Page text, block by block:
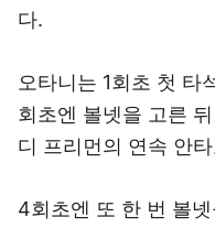
다.
오타니는 1회초 첫 타
회초엔 볼넷을 고른
디 프리먼의 연속 안
4회초엔 또 한 번 볼